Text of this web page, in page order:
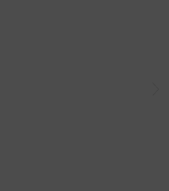
間帯指定をしての出荷は